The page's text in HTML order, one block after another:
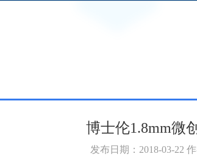
博士伦1.8mm微
发布日期：2018-03-22